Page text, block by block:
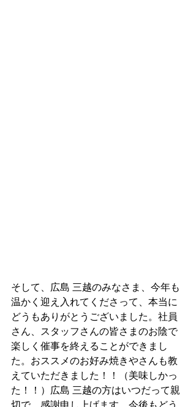
そして、広島 三越のみなさま、今年も
温かく迎え入れてくださって、本当に
どうもありがとうございました。社員
さん、スタッフさんの皆さまのお陰で
楽しく催事を終えることができまし
た。おススメのお好み焼きやさんも教
えていただきました！！（美味しかっ
た！！）広島 三越の方はいつだって親
切で。感謝申し上げます。今後もどう